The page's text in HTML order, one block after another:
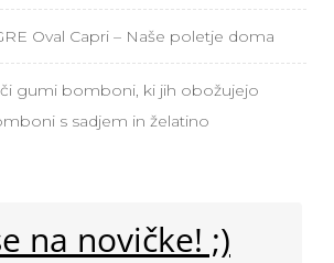
Oval Capri – Naše poletje doma
gumi bomboni, ki jih obožujejo
s sadjem in želatino
na novičke! ;)